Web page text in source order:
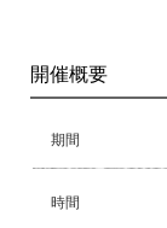
開催概要
期間
時間